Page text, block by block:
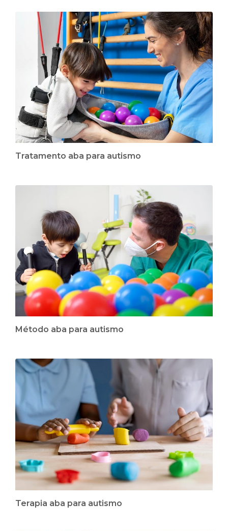
Tratamento aba para autismo
Método aba para autismo
Terapia aba para autismo